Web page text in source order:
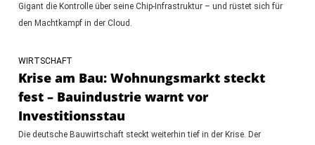
Gigant die Kontrolle über seine Chip-Infrastruktur – und rüstet sich für
den Machtkampf in der Cloud.
WIRTSCHAFT
Krise am Bau: Wohnungsmarkt steckt
fest – Bauindustrie warnt vor
Investitionsstau
Die deutsche Bauwirtschaft steckt weiterhin tief in der Krise. Der